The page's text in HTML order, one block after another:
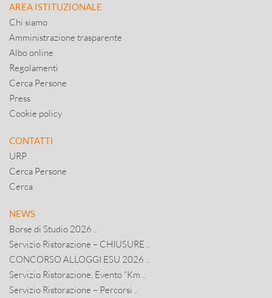
AREA ISTITUZIONALE
Chi siamo
Amministrazione trasparente
Albo online
Regolamenti
Cerca Persone
Press
Cookie policy
CONTATTI
URP
Cerca Persone
Cerca
NEWS
Borse di Studio 2026 ..
Servizio Ristorazione – CHIUSURE ..
CONCORSO ALLOGGI ESU 2026 ..
Servizio Ristorazione, Evento “Km ..
Servizio Ristorazione – Percorsi ..